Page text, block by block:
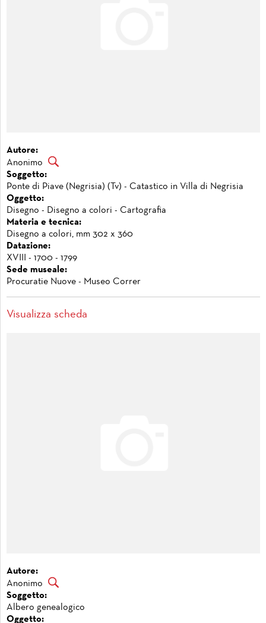
Autore:
Anonimo
Soggetto:
Ponte di Piave (Negrisia) (Tv) - Catastico in Villa di Negrisia
Oggetto:
Disegno - Disegno a colori - Cartografia
Materia e tecnica:
Disegno a colori, mm 302 x 360
Datazione:
XVIII - 1700 - 1799
Sede museale:
Procuratie Nuove - Museo Correr
Visualizza scheda
Autore:
Anonimo
Soggetto:
Albero genealogico
Oggetto: